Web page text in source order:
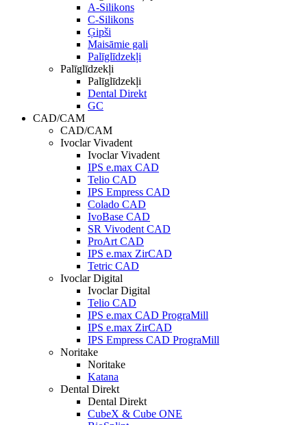
A-Silikons
C-Silikons
Ģipši
Maisāmie gali
Palīglīdzekļi
Palīglīdzekļi
Palīglīdzekļi
Dental Direkt
GC
CAD/CAM
CAD/CAM
Ivoclar Vivadent
Ivoclar Vivadent
IPS e.max CAD
Telio CAD
IPS Empress CAD
Colado CAD
IvoBase CAD
SR Vivodent CAD
ProArt CAD
IPS e.max ZirCAD
Tetric CAD
Ivoclar Digital
Ivoclar Digital
Telio CAD
IPS e.max CAD PrograMill
IPS e.max ZirCAD
IPS Empress CAD PrograMill
Noritake
Noritake
Katana
Dental Direkt
Dental Direkt
CubeX & Cube ONE